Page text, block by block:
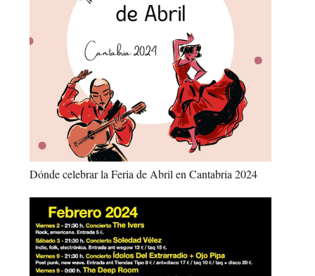
Dónde celebrar la Feria de Abril en Cantabria 2024